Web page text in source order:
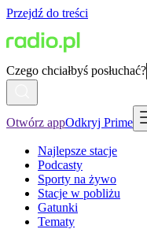
Przejdź do treści
Czego chciałbyś posłuchać?
Otwórz appOdkryj Prime
Najlepsze stacje
Podcasty
Sporty na żywo
Stacje w pobliżu
Gatunki
Tematy